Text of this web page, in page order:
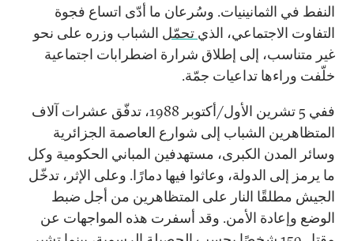
النفط في الثمانينيات. وسُرعان ما أدّى اتساع فجوة
التفاوت الاجتماعي، الذي تحمّل الشباب وزره على نحو
غير متناسب، إلى إطلاق شرارة اضطرابات اجتماعية
خلّفت وراءها تداعيات جمّة.
ففي 5 تشرين الأول/أكتوبر 1988، تدفّق عشرات آلاف
المتظاهرين الشباب إلى شوارع العاصمة الجزائرية
وسائر المدن الكبرى، مستهدفين المباني الحكومية وكل
ما يرمز إلى الدولة، وعاثوا فيها دمارًا. وعلى الإثر، تدخّل
الجيش مطلقًا النار على المتظاهرين من أجل ضبط
الوضع وإعادة الأمن. وقد أسفرت هذه المواجهات عن